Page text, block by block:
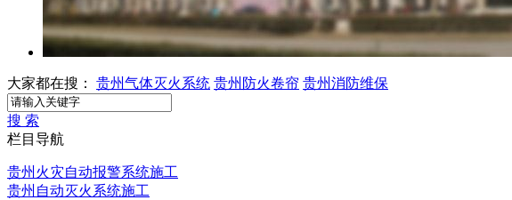
大家都在搜： 贵州气体灭火系统 贵州防火卷帘 贵州消防维保
搜 索
栏目导航
贵州火灾自动报警系统施工
贵州自动灭火系统施工